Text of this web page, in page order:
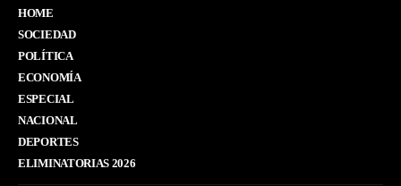
HOME
SOCIEDAD
POLÍTICA
ECONOMÍA
ESPECIAL
NACIONAL
DEPORTES
ELIMINATORIAS 2026